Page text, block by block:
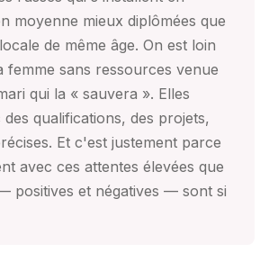
moyenne mieux diplômées que
de même âge. On est loin
femme sans ressources venue
qui la « sauvera ». Elles
qualifications, des projets,
Et c'est justement parce
avec ces attentes élevées que
positives et négatives — sont si